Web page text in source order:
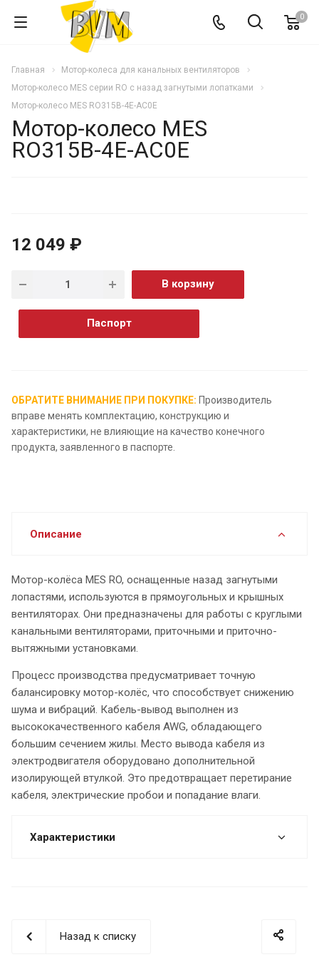
0
Главная
Мотор-колеса для канальных вентиляторов
Мотор-колесо MES серии RO с назад загнутыми лопатками
Мотор-колесо MES RO315B-4E-AC0E
Мотор-колесо MES
RO315B-4E-AC0E
12 049 ₽
В корзину
Паспорт
ОБРАТИТЕ ВНИМАНИЕ ПРИ ПОКУПКЕ: Производитель
вправе менять комплектацию, конструкцию и
характеристики, не влияющие на качество конечного
продукта, заявленного в паспорте.
Описание
Мотор-колёса MES RO, оснащенные назад загнутыми
лопастями, используются в прямоугольных и крышных
вентиляторах. Они предназначены для работы с круглыми
канальными вентиляторами, приточными и приточно-
вытяжными установками.
Процесс производства предусматривает точную
балансировку мотор-колёс, что способствует снижению
шума и вибраций. Кабель-вывод выполнен из
высококачественного кабеля AWG, обладающего
большим сечением жилы. Место вывода кабеля из
электродвигателя оборудовано дополнительной
изолирующей втулкой. Это предотвращает перетирание
кабеля, электрические пробои и попадание влаги.
Характеристики
Назад к списку